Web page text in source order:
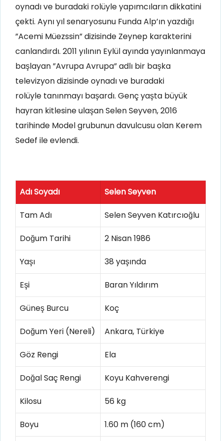
oynadı ve buradaki rolüyle yapımcıların dikkatini
çekti. Aynı yıl senaryosunu Funda Alp’ın yazdığı
”Acemi Müezssin” dizisinde Zeynep karakterini
canlandırdı. 2011 yılının Eylül ayında yayınlanmaya
başlayan ”Avrupa Avrupa” adlı bir başka
televizyon dizisinde oynadı ve buradaki
rolüyle tanınmayı başardı. Genç yaşta büyük
hayran kitlesine ulaşan Selen Seyven, 2016
tarihinde Model grubunun davulcusu olan Kerem
Sedef ile evlendi.
Adı Soyadı Selen Seyven
Tam Adı Selen Seyven Katırcıoğlu
Doğum Tarihi 2 Nisan 1986
Yaşı 38 yaşında
Eşi Baran Yıldırım
Güneş Burcu Koç
Doğum Yeri (Nereli) Ankara, Türkiye
Göz Rengi Ela
Doğal Saç Rengi Koyu Kahverengi
Kilosu 56 kg
Boyu 1.60 m (160 cm)